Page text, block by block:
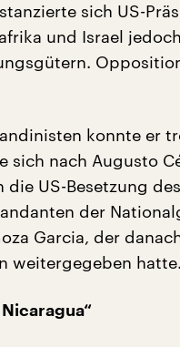
sich US-
und Israel
konnte er
sich nach Augusto
die US-Besetzung
der
Garcia, der
weitergegeben hatte.